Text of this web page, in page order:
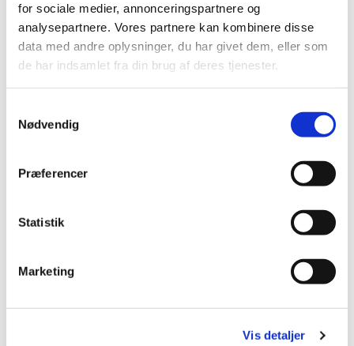
for sociale medier, annonceringspartnere og
analysepartnere. Vores partnere kan kombinere disse
data med andre oplysninger, du har givet dem, eller som
de har indsamlet fra din brug af deres tjenester.
Nødvendig
Præferencer
Statistik
Marketing
Vis detaljer
Du vil måske også kunne lide...